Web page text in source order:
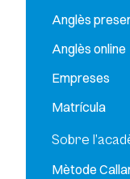
Anglès
Anglès online
Empreses
Matrícula
Sobre
Mètode